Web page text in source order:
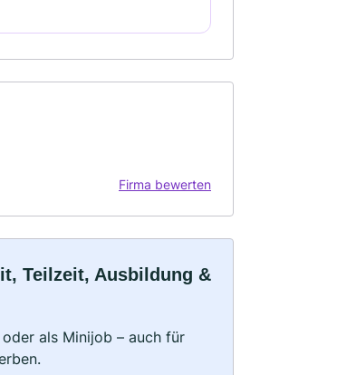
Firma bewerten
Teilzeit, Ausbildung &
als Minijob – auch für